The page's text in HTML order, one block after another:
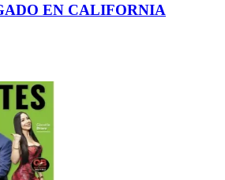
EN CALIFORNIA